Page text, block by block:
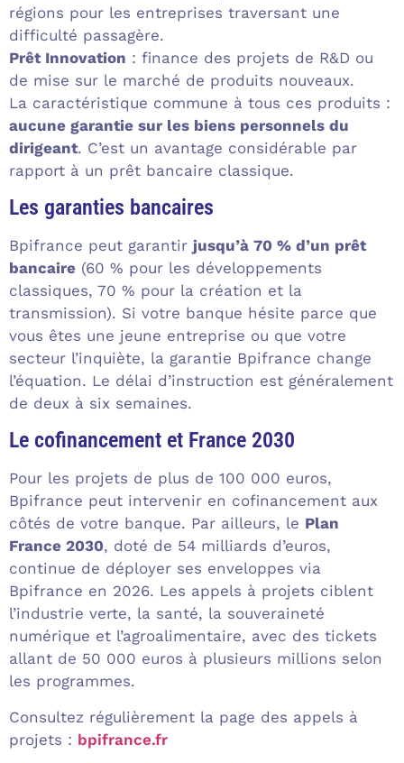
régions pour les entreprises traversant une
difficulté passagère.
Prêt Innovation : finance des projets de R&D ou
de mise sur le marché de produits nouveaux.
La caractéristique commune à tous ces produits :
aucune garantie sur les biens personnels du
dirigeant. C’est un avantage considérable par
rapport à un prêt bancaire classique.
Les garanties bancaires
Bpifrance peut garantir jusqu’à 70 % d’un prêt
bancaire (60 % pour les développements
classiques, 70 % pour la création et la
transmission). Si votre banque hésite parce que
vous êtes une jeune entreprise ou que votre
secteur l’inquiète, la garantie Bpifrance change
l’équation. Le délai d’instruction est généralement
de deux à six semaines.
Le cofinancement et France 2030
Pour les projets de plus de 100 000 euros,
Bpifrance peut intervenir en cofinancement aux
côtés de votre banque. Par ailleurs, le Plan
France 2030, doté de 54 milliards d’euros,
continue de déployer ses enveloppes via
Bpifrance en 2026. Les appels à projets ciblent
l’industrie verte, la santé, la souveraineté
numérique et l’agroalimentaire, avec des tickets
allant de 50 000 euros à plusieurs millions selon
les programmes.
Consultez régulièrement la page des appels à
projets : bpifrance.fr